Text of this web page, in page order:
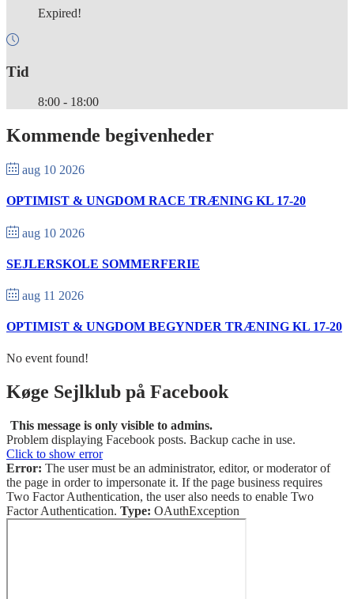
Expired!
Tid
8:00 - 18:00
Kommende begivenheder
aug 10 2026
OPTIMIST & UNGDOM RACE TRÆNING KL 17-20
aug 10 2026
SEJLERSKOLE SOMMERFERIE
aug 11 2026
OPTIMIST & UNGDOM BEGYNDER TRÆNING KL 17-20
No event found!
Køge Sejlklub på Facebook
This message is only visible to admins.
Problem displaying Facebook posts. Backup cache in use.
Click to show error
Error: The user must be an administrator, editor, or moderator of
the page in order to impersonate it. If the page business requires
Two Factor Authentication, the user also needs to enable Two
Factor Authentication. Type: OAuthException